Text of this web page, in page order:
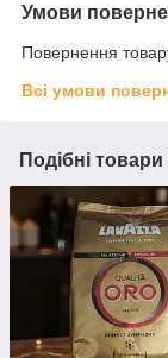
Умови
Повернення
Всі умови
Подібні товари